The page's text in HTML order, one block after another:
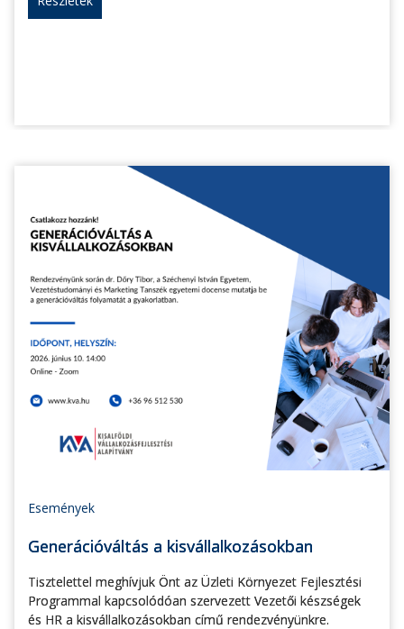
Események
Generációváltás a kisvállalkozásokban
Tisztelettel meghívjuk Önt az Üzleti Környezet Fejlesztési
Programmal kapcsolódóan szervezett Vezetői készségek
és HR a kisvállalkozásokban című rendezvényünkre.